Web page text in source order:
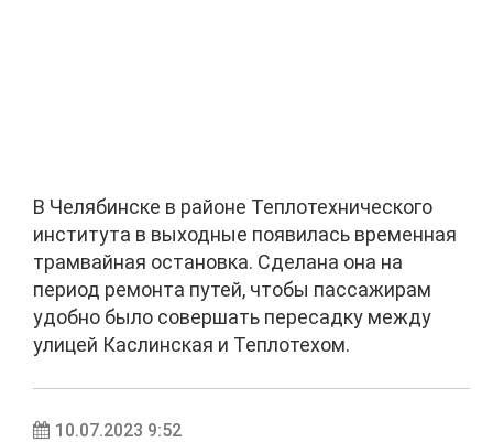
В Челябинске в районе Теплотехнического
института в выходные появилась временная
трамвайная остановка. Сделана она на
период ремонта путей, чтобы пассажирам
удобно было совершать пересадку между
улицей Каслинская и Теплотехом.
10.07.2023 9:52